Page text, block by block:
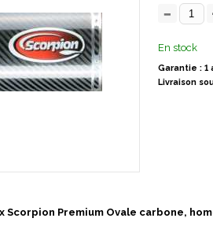
En stock
Garantie : 1
Livraison
Scorpion Premium Ovale carbone,